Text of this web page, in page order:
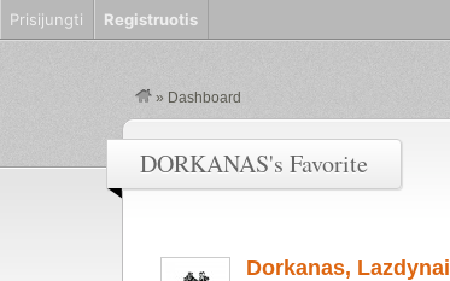
» Dashboard
DORKANAS's Favorite
Dorkanas, Lazdynai
Prisijungti Registruotis